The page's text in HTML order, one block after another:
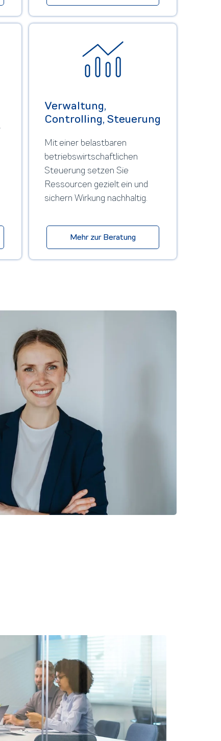
Verwaltung,
Controlling, Steuerung
Mit einer belastbaren
betriebswirtschaftlichen
Steuerung setzen Sie
Ressourcen gezielt ein und
sichern Wirkung nachhaltig.
Mehr zur Beratung